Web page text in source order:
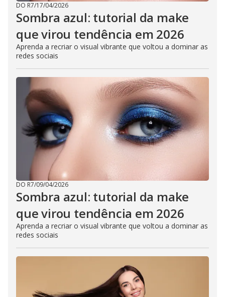
DO R7/17/04/2026
Sombra azul: tutorial da make
que virou tendência em 2026
Aprenda a recriar o visual vibrante que voltou a dominar as
redes sociais
DO R7/09/04/2026
Sombra azul: tutorial da make
que virou tendência em 2026
Aprenda a recriar o visual vibrante que voltou a dominar as
redes sociais